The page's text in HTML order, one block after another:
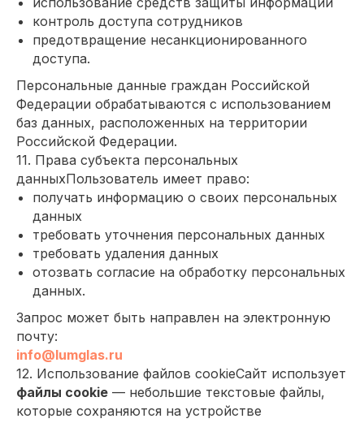
контроль доступа сотрудников
предотвращение несанкционированного
доступа.
Персональные данные граждан Российской
Федерации обрабатываются с использованием
баз данных, расположенных на территории
Российской Федерации.
11. Права субъекта персональных
данныхПользователь имеет право:
получать информацию о своих персональных
данных
требовать уточнения персональных данных
требовать удаления данных
отозвать согласие на обработку персональных
данных.
Запрос может быть направлен на электронную
почту:
info@lumglas.ru
12. Использование файлов cookieСайт использует
файлы cookie — небольшие текстовые файлы,
которые сохраняются на устройстве